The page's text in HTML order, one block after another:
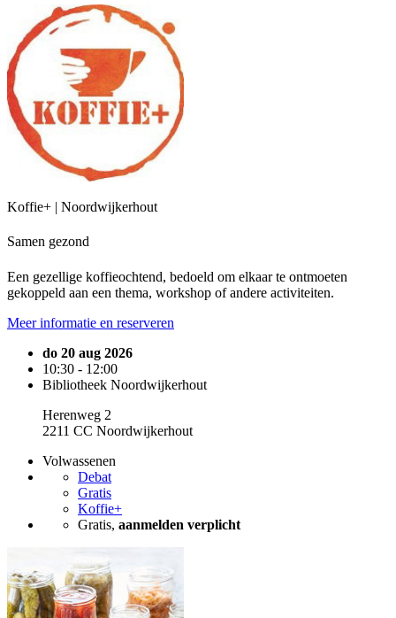
Koffie+ | Noordwijkerhout
Samen gezond
Een gezellige koffieochtend, bedoeld om elkaar te ontmoeten
gekoppeld aan een thema, workshop of andere activiteiten.
Meer informatie en reserveren
do 20 aug 2026
10:30 - 12:00
Bibliotheek Noordwijkerhout
Herenweg 2
2211 CC Noordwijkerhout
Volwassenen
Debat
Gratis
Koffie+
Gratis, aanmelden verplicht